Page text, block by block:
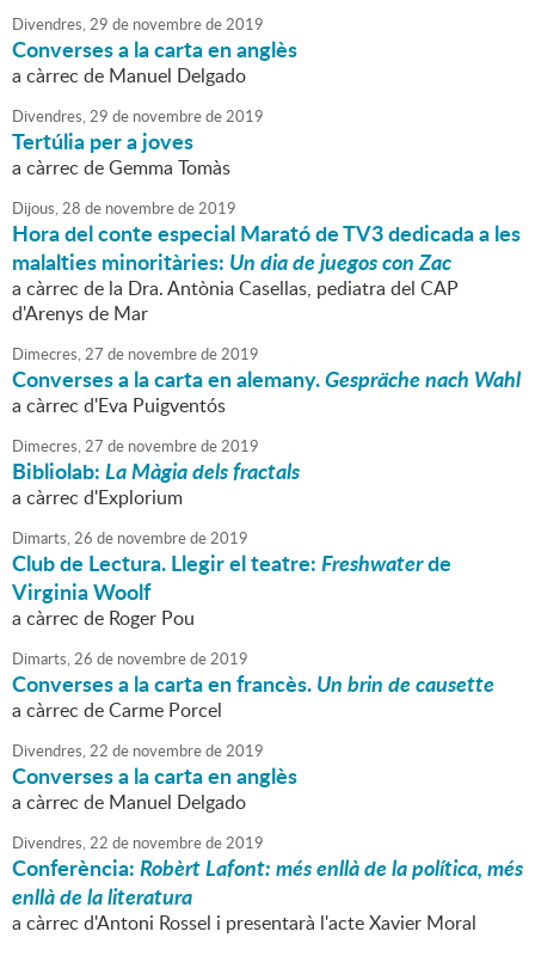
Divendres,29 de novembrede2019
Converses a la carta en anglès
a càrrec de Manuel Delgado
Divendres,29 de novembrede2019
Tertúlia per a joves
a càrrec de Gemma Tomàs
Dijous,28 de novembrede2019
Hora del conte especial Marató de TV3 dedicada a les
malalties minoritàries: Un dia de juegos con Zac
a càrrec de la Dra. Antònia Casellas, pediatra del CAP
d'Arenys de Mar
Dimecres,27 de novembrede2019
Converses a la carta en alemany.Gespräche nach Wahl
a càrrec d'Eva Puigventós
Dimecres,27 de novembrede2019
Bibliolab:La Màgia dels fractals
a càrrec d'Explorium
Dimarts,26 de novembrede2019
Club de Lectura. Llegir el teatre:Freshwaterde
Virginia Woolf
a càrrec de Roger Pou
Dimarts,26 de novembrede2019
Converses a la carta en francès.Un brin de causette
a càrrec de Carme Porcel
Divendres,22 de novembrede2019
Converses a la carta en anglès
a càrrec de Manuel Delgado
Divendres,22 de novembrede2019
Conferència:Robèrt Lafont: més enllà de la política, més
enllà de la literatura
a càrrec d'Antoni Rossel i presentarà l'acte Xavier Moral